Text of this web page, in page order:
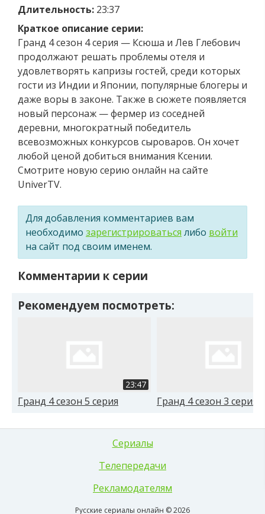
Длительность: 23:37
Краткое описание серии:
Гранд 4 сезон 4 серия — Ксюша и Лев Глебович
продолжают решать проблемы отеля и
удовлетворять капризы гостей, среди которых
гости из Индии и Японии, популярные блогеры и
даже воры в законе. Также в сюжете появляется
новый персонаж — фермер из соседней
деревни, многократный победитель
всевозможных конкурсов сыроваров. Он хочет
любой ценой добиться внимания Ксении.
Смотрите новую серию онлайн на сайте
UniverTV.
Для добавления комментариев вам
необходимо зарегистрироваться либо войти
на сайт под своим именем.
Комментарии к серии
Рекомендуем посмотреть:
23:47
Гранд 4 сезон 5 серия Гранд 4 сезон 3 серия
Сериалы
Телепередачи
Рекламодателям
Русские сериалы онлайн © 2026